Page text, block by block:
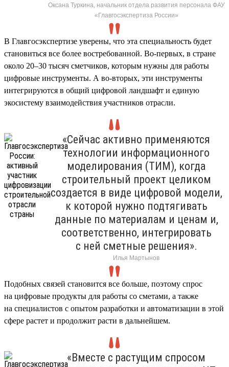
Оксана Туркина, начальник отдела развития персонала ФАУ
«Главгосэкспертиза России»
В Главгосэкспертизе уверены, что эта специальность будет
становиться все более востребованной. Во-первых, в стране
около 20–30 тысяч сметчиков, которым нужны для работы
цифровые инструменты. А во-вторых, эти инструменты
интегрируются в общий цифровой ландшафт и единую
экосистему взаимодействия участников отрасли.
«Сейчас активно применяются
технологии информационного
моделирования (ТИМ), когда
строительный проект целиком
создается в виде цифровой модели,
к которой нужно подтягивать
данные по материалам и ценам и,
соответственно, интегрировать
с ней сметные решения».
Илья Мартынов
Подобных связей становится все больше, поэтому спрос
на цифровые продукты для работы со сметами, а также
на специалистов с опытом разработки и автоматизации в этой
сфере растет и продолжит расти в дальнейшем.
«Вместе с растущим спросом